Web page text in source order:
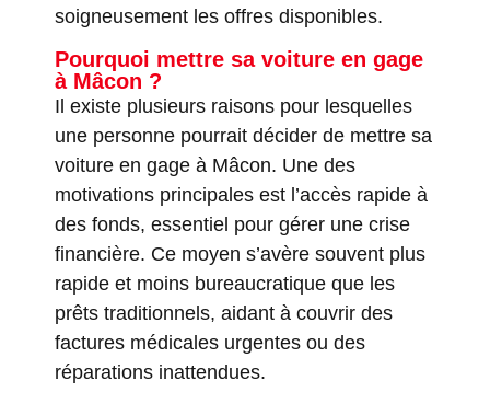
soigneusement les offres disponibles.
Pourquoi mettre sa voiture en gage
à Mâcon ?
Il existe plusieurs raisons pour lesquelles
une personne pourrait décider de mettre sa
voiture en gage à Mâcon. Une des
motivations principales est l’accès rapide à
des fonds, essentiel pour gérer une crise
financière. Ce moyen s’avère souvent plus
rapide et moins bureaucratique que les
prêts traditionnels, aidant à couvrir des
factures médicales urgentes ou des
réparations inattendues.